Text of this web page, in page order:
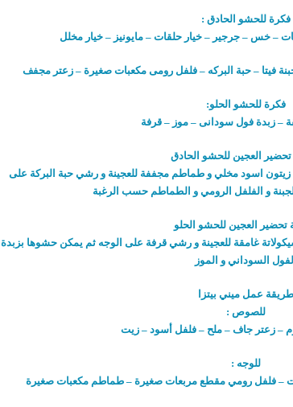
فكرة للحشو الحادق :
– خس – جرجير – خيار حلقات – مايونيز – خيار مخلل
فيتا – حبة البركه – فلفل رومى مكعبات صغيرة – زعتر مجفف
فكرة للحشو الحلو:
– زبدة فول سودانى – موز – قرفة
العجين للحشو الحادق
اسود مخلي و طماطم مجففة للعجينة و رشي حبة البركة على
و الفلفل الرومي و الطماطم حسب الرغبة
تحضير العجين للحشو الحلو
غامقة للعجينة و رشي قرفة على الوجه ثم يمكن حشوها بزبدة
الفول السوداني و الموز
طريقة عمل ميني بيتزا
للصوص :
– زعتر جاف – ملح – فلفل أسود – زيت
للوجه :
– فلفل رومي مقطع مربعات صغيرة – طماطم مكعبات صغيرة